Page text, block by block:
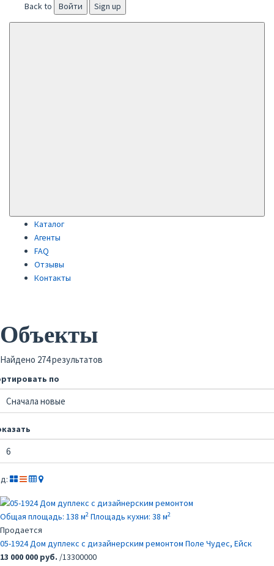
Back to Войти Sign up
Каталог
Агенты
FAQ
Отзывы
Контакты
Объекты
Найдено 274 результатов
по
Общая площадь: 138 м2 Площадь кухни: 38 м2
Продается
05-1924 Дом дуплекс с дизайнерским ремонтом Поле Чудес, Ейск
13 000 000 руб. /13300000